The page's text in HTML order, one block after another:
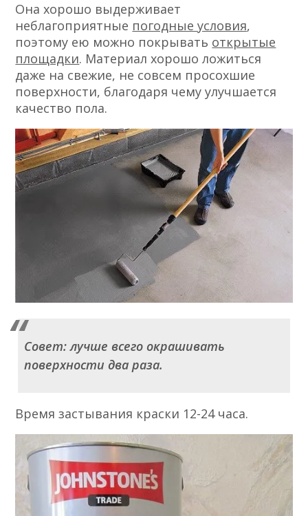
Она хорошо выдерживает
неблагоприятные погодные условия,
поэтому ею можно покрывать открытые
площадки. Материал хорошо ложиться
даже на свежие, не совсем просохшие
поверхности, благодаря чему улучшается
качество пола.
Совет: лучше всего окрашивать
поверхности два раза.
Время застывания краски 12-24 часа.